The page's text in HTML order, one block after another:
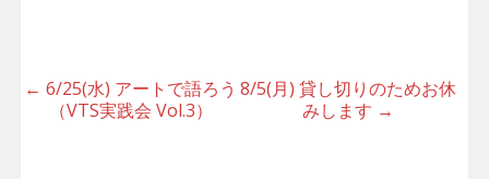
Post
← 6/25(水) アートで語ろう
（VTS実践会 Vol.3）
8/5(月) 貸し切りのためお休
みします →